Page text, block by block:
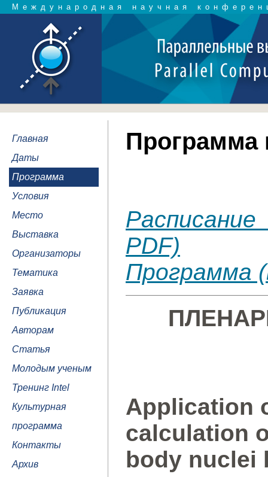
Международная научная
Главная
Даты
Программа
Условия
Место
Выставка
Организаторы
Тематика
Заявка
Публикация
Авторам
Статья
Молодым ученым
Тренинг Intel
Культурная
программа
Контакты
Архив
Программа
PDF)
Программа
Application
calculation
body nuclei